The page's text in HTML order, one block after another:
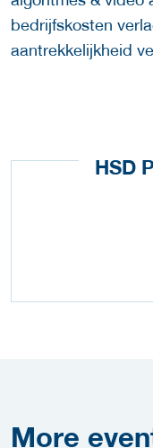
bedrijfskosten
aantrekkelijkheid
HSD
More